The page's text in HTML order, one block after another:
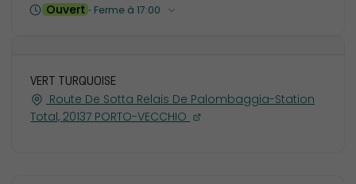
Ouvert ⋅ Ferme à 17:00
VERT TURQUOISE
Route De Sotta Relais De Palombaggia-Station
Total, 20137 PORTO-VECCHIO